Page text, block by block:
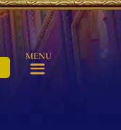
MENU